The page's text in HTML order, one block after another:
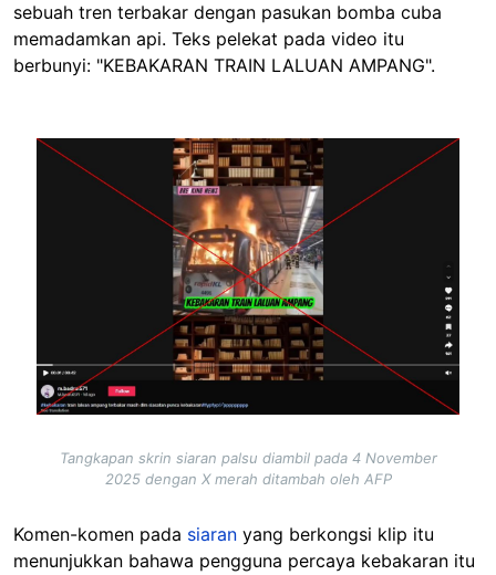
sebuah tren terbakar dengan pasukan bomba cuba
memadamkan api. Teks pelekat pada video itu
berbunyi: "KEBAKARAN TRAIN LALUAN AMPANG".
Image
Tangkapan skrin siaran palsu diambil pada 4 November
2025 dengan X merah ditambah oleh AFP
Komen-komen pada siaran yang berkongsi klip itu
menunjukkan bahawa pengguna percaya kebakaran itu